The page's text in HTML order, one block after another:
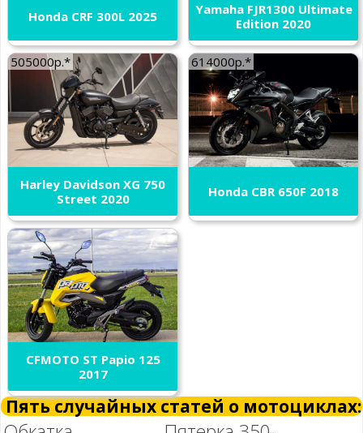
Honda CRF 300L 2025
Yamaha FJR1300 Ultimate
Edition 2020
505000р.*
Harley Davidson XG 750
Street 2020
614000р.*
Honda CBR 650F 2018
CFMOTO ST Papio 125
2017
Пять случайных статей о мотоциклах: